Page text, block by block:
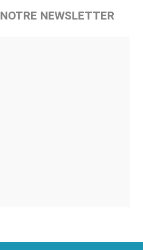
NEWSLETTER